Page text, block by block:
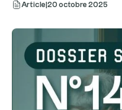
Article 20 octobre 2025